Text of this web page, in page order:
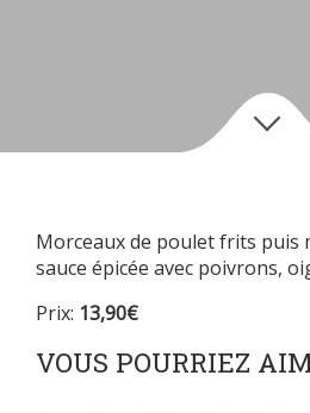
Morceaux de poulet frits puis
sauce épicée avec poivrons,
Prix: 13,90€
VOUS POURRIEZ